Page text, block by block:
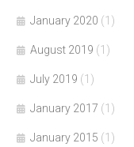
January 2020 (1)
August 2019 (1)
July 2019 (1)
January 2017 (1)
January 2015 (1)